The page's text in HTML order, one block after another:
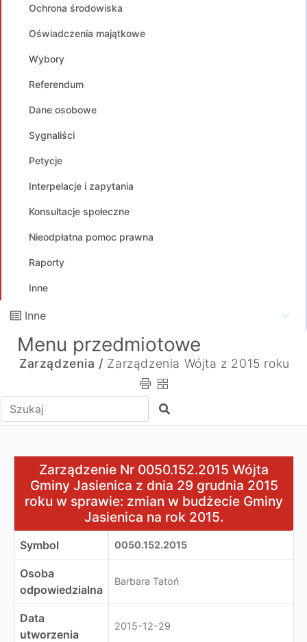
Ochrona środowiska
Oświadczenia majątkowe
Wybory
Referendum
Dane osobowe
Sygnaliści
Petycje
Interpelacje i zapytania
Konsultacje społeczne
Nieodpłatna pomoc prawna
Raporty
Inne
Inne
Menu przedmiotowe
Zarządzenia / Zarządzenia Wójta z 2015 roku
Wpisz tekst do wyszukania Szukaj
Zarządzenie Nr 0050.152.2015 Wójta Gminy
Zarządzenie Nr 0050.152.2015 Wójta
Gminy Jasienica z dnia 29 grudnia 2015
roku w sprawie: zmian w budżecie Gminy
Jasienica na rok 2015.
Symbol 0050.152.2015
Osoba
odpowiedzialna
Barbara Tatoń
Data
utworzenia
2015-12-29